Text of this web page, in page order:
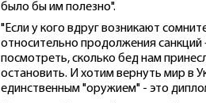
было бы им полезно".
"Если у кого вдруг возникают
относительно продолжения санкций
посмотреть, сколько бед нам
остановить. И хотим вернуть мир в
единственным "оружием" - это